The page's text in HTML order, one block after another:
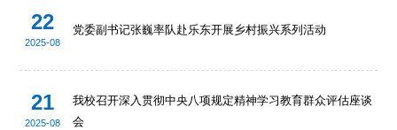
22
2025-08
党委副书记张巍率队赴乐东开展乡村振兴系列活动
21
2025-08
我校召开深入贯彻中央八项规定精神学习教育群众评估座谈
会